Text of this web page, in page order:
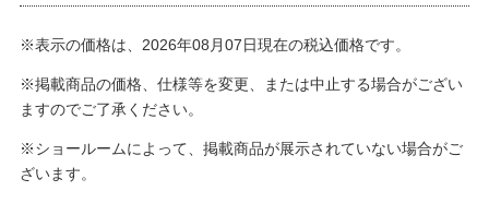
※表示の価格は、2026年08月07日現在の税込価格です。
※掲載商品の価格、仕様等を変更、または中止する場合がござい
ますのでご了承ください。
※ショールームによって、掲載商品が展示されていない場合がご
ざいます。